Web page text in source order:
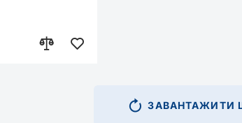
ЗАВАНТАЖИТИ